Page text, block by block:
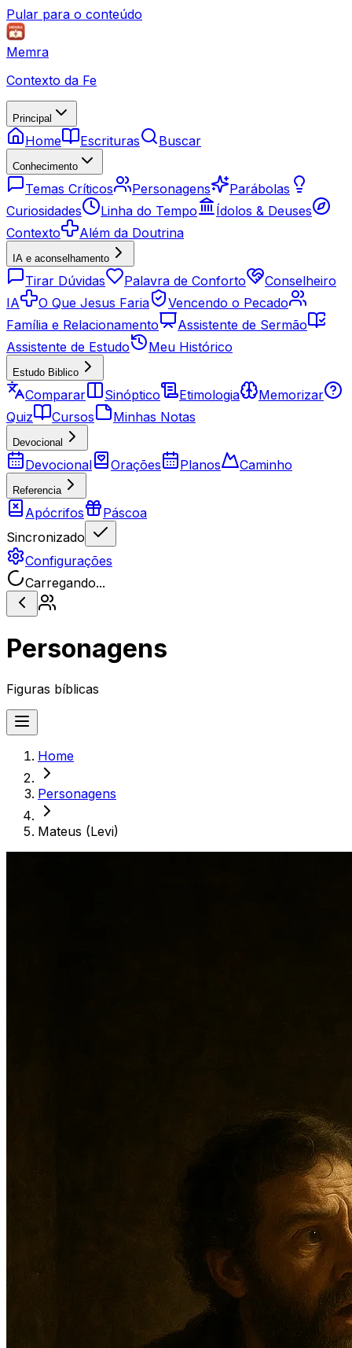
Pular para o conteúdo
Memra
Contexto da Fe
Principal
Home Escrituras Buscar
Conhecimento
Temas Críticos Personagens
Parábolas
Curiosidades
Linha do Tempo
Ídolos & Deuses
Contexto
Além da Doutrina
IA e aconselhamento
Tirar Dúvidas Palavra de Conforto
Conselheiro
IA
O Que Jesus Faria
Vencendo o Pecado
Família e Relacionamento
Assistente de Sermão
Assistente de Estudo
Meu Histórico
Estudo Biblico
Comparar Sinóptico Etimologia
Memorizar
Quiz
Cursos Minhas Notas
Devocional
Devocional Orações Planos Caminho
Referencia
Apócrifos
Páscoa
Sincronizado
Configurações
Carregando...
Personagens
Figuras bíblicas
Home
Personagens
Mateus (Levi)